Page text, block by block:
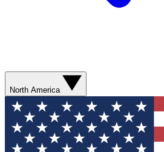
North America